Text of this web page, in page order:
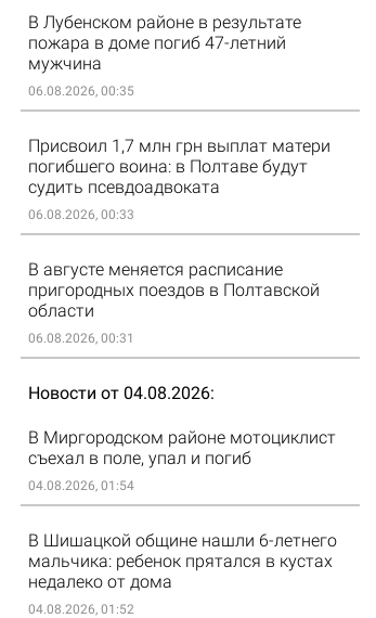
В Лубенском районе в результате
пожара в доме погиб 47-летний
мужчина
06.08.2026, 00:35
Присвоил 1,7 млн грн выплат матери
погибшего воина: в Полтаве будут
судить псевдоадвоката
06.08.2026, 00:33
В августе меняется расписание
пригородных поездов в Полтавской
области
06.08.2026, 00:31
Новости от 04.08.2026
В Миргородском районе мотоциклист
съехал в поле, упал и погиб
04.08.2026, 01:54
В Шишацкой общине нашли 6-летнего
мальчика: ребенок прятался в кустах
недалеко от дома
04.08.2026, 01:52